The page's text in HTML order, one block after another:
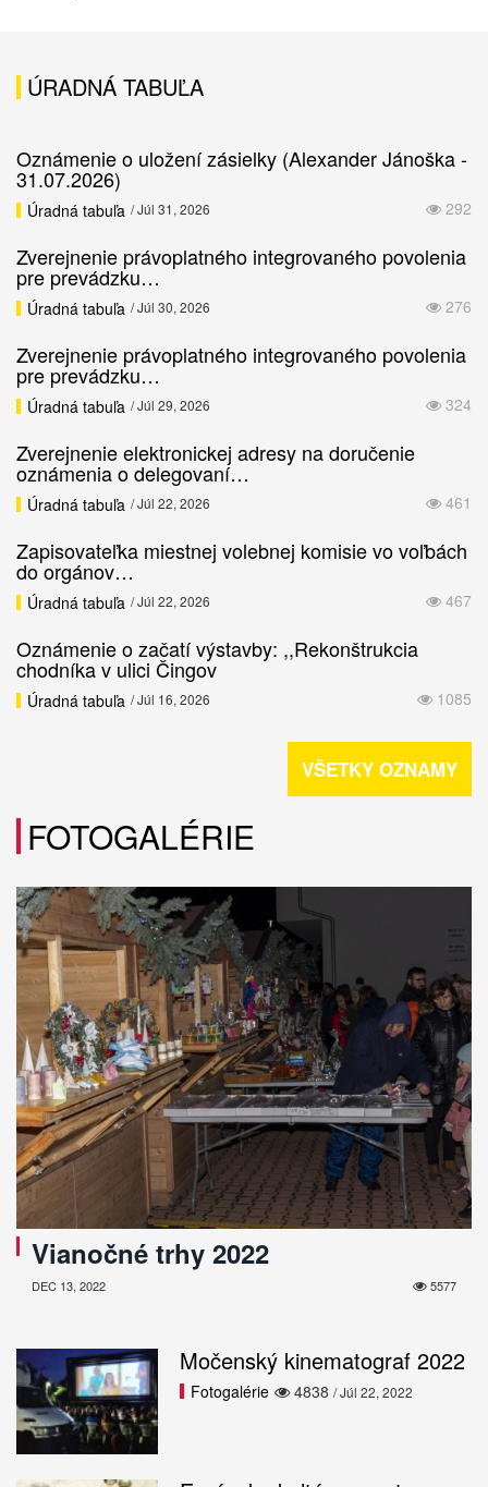
ÚRADNÁ TABUĽA
Oznámenie o uložení zásielky (Alexander Jánoška -
31.07.2026)
292
Úradná tabuľa / Júl 31, 2026
Zverejnenie právoplatného integrovaného povolenia
pre prevádzku…
276
Úradná tabuľa / Júl 30, 2026
Zverejnenie právoplatného integrovaného povolenia
pre prevádzku…
324
Úradná tabuľa / Júl 29, 2026
Zverejnenie elektronickej adresy na doručenie
oznámenia o delegovaní…
461
Úradná tabuľa / Júl 22, 2026
Zapisovateľka miestnej volebnej komisie vo voľbách
do orgánov…
467
Úradná tabuľa / Júl 22, 2026
Oznámenie o začatí výstavby: ,,Rekonštrukcia
chodníka v ulici Čingov
1085
Úradná tabuľa / Júl 16, 2026
VŠETKY OZNAMY
FOTOGALÉRIE
Vianočné trhy 2022
5577
DEC 13, 2022
Močenský kinematograf 2022
4838
Fotogalérie / Júl 22, 2022